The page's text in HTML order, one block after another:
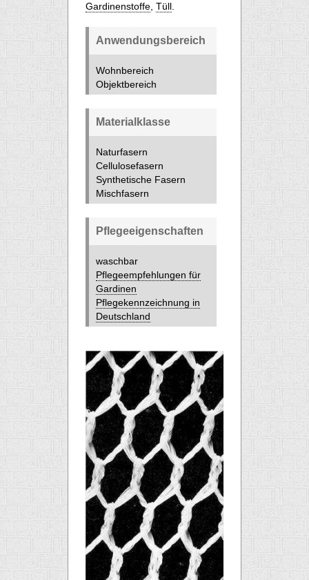
Gardinenstoffe Tüll
Anwendungsbereich
Wohnbereich
Objektbereich
Materialklasse
Naturfasern
Cellulosefasern
Synthetische Fasern
Mischfasern
Pflegeeigenschaften
waschbar
Pflegeempfehlungen für
Gardinen
Pflegekennzeichnung in
Deutschland